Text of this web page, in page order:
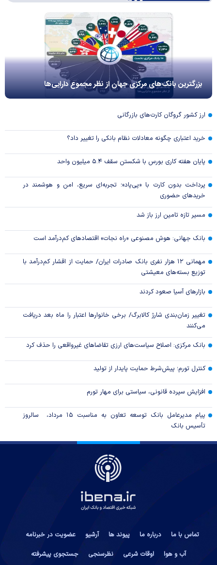
بزرگترین بانک‌های مرکزی جهان از نظر مجموع دارایی‌ها
ارز کشور گروگان کارت‌های بازرگانی
خرید اعتباری چگونه معادلات نظام بانکی را تغییر داد؟
پایان هفته کاری بورس با شکستن سقف ۵.۴ میلیون واحد
پرداخت بدون کارت با «پی‌پاد»؛ تجربه‌ای سریع، امن و هوشمند در
خریدهای حضوری
مسیر تازه تامین ارز باز شد
بانک جهانی: هوش مصنوعی «راه نجات» اقتصادهای کم‌درآمد است
مهمانی ۱۲ هزار نفری بانک صادرات ایران/ حمایت از اقشار کم‌درآمد با
توزیع بسته‌های معیشتی
بازارهای آسیا صعود کردند
تغییر زمان‌بندی شارژ کالابرگ/ برخی خانوار‌ها اعتبار را ماه بعد دریافت
می‌کنند
بانک مرکزی: اصلاح سیاست‌های ارزی تقاضاهای غیرواقعی را حذف کرد
کنترل تورم؛ پیش‌شرط حمایت پایدار از تولید
افزایش سپرده قانونی، سیاستی برای مهار تورم
پیام مدیرعامل بانک توسعه تعاون به مناسبت ۱۵ مرداد، سالروز
تأسیس بانک
تماس با ما درباره ما پیوند ها آرشیو
عضویت در خبرنامه
آب و هوا
اوقات شرعی نظرسنجی جستجوی پیشرفته